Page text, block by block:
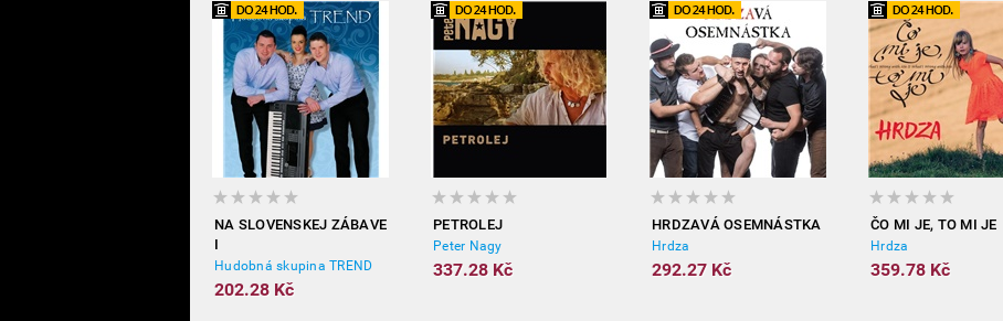
NA SLOVENSKEJ ZÁBAVE
I
Hudobná skupina TREND
202.28 Kč
PETROLEJ
Peter Nagy
337.28 Kč
HRDZAVÁ OSEMNÁSTKA
Hrdza
292.27 Kč
ČO MI JE, TO MI JE
Hrdza
359.78 Kč